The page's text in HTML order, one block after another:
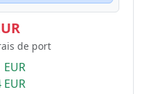
de port